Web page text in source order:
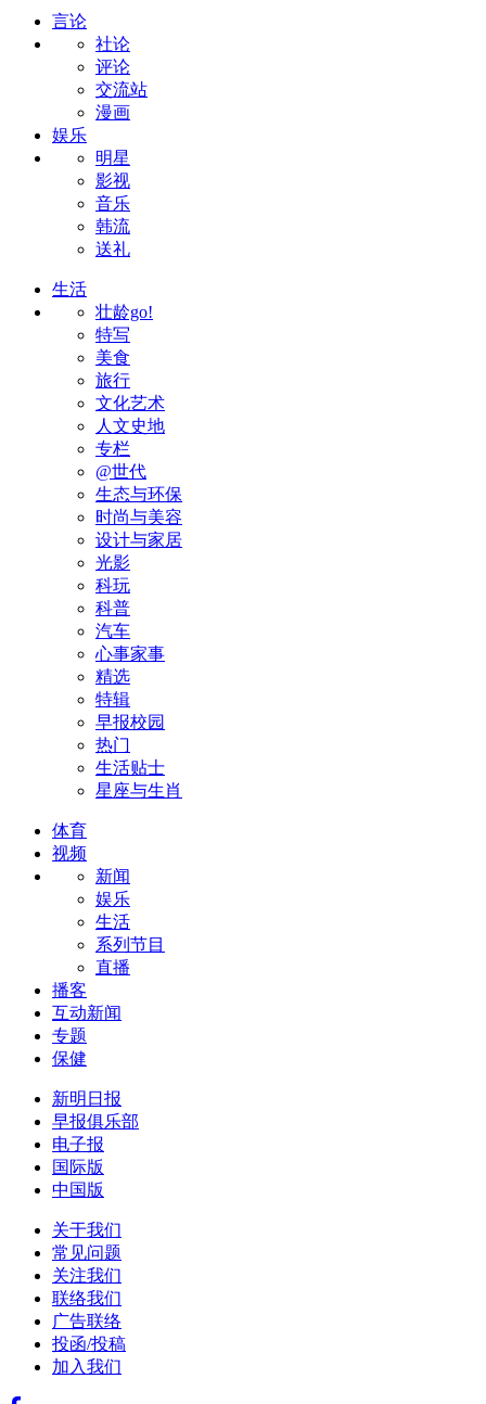
言论
社论
评论
交流站
漫画
娱乐
明星
影视
音乐
韩流
送礼
生活
壮龄go!
特写
美食
旅行
文化艺术
人文史地
专栏
@世代
生态与环保
时尚与美容
设计与家居
光影
科玩
科普
汽车
心事家事
精选
特辑
早报校园
热门
生活贴士
星座与生肖
体育
视频
新闻
娱乐
生活
系列节目
直播
播客
互动新闻
专题
保健
新明日报
早报俱乐部
电子报
国际版
中国版
关于我们
常见问题
关注我们
联络我们
广告联络
投函/投稿
加入我们